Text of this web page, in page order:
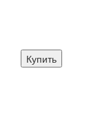
Купить